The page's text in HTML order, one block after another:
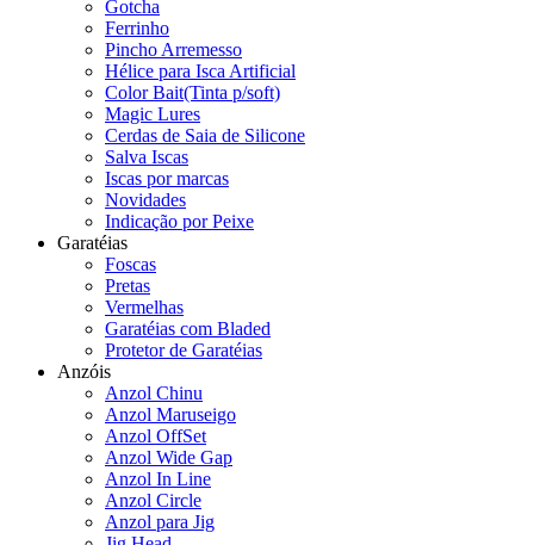
Gotcha
Ferrinho
Pincho Arremesso
Hélice para Isca Artificial
Color Bait(Tinta p/soft)
Magic Lures
Cerdas de Saia de Silicone
Salva Iscas
Iscas por marcas
Novidades
Indicação por Peixe
Garatéias
Foscas
Pretas
Vermelhas
Garatéias com Bladed
Protetor de Garatéias
Anzóis
Anzol Chinu
Anzol Maruseigo
Anzol OffSet
Anzol Wide Gap
Anzol In Line
Anzol Circle
Anzol para Jig